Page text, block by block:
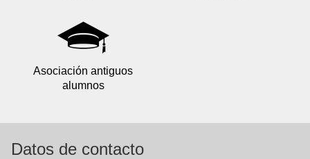
Asociación antiguos
alumnos
Datos de contacto